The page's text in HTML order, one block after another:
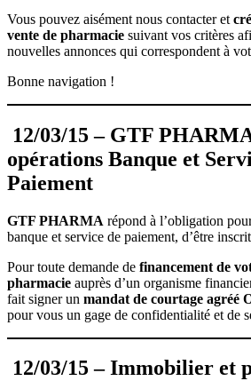
Vous pouvez aisément nous contacter et
vente de pharmacie suivant vos critères
nouvelles annonces qui correspondent à
Bonne navigation !
12/03/15 – GTF
opérations Banque et
Paiement
GTF PHARMA répond à l’obligation
banque et service de paiement, d’être
Pour toute demande de financement de
pharmacie auprès d’un organisme
fait signer un mandat de courtage agréé
pour vous un gage de confidentialité et de
12/03/15 – Immobilier et